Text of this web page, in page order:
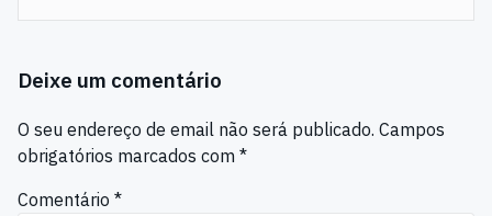
Deixe um comentário
O seu endereço de email não será publicado. Campos
obrigatórios marcados com *
Comentário *